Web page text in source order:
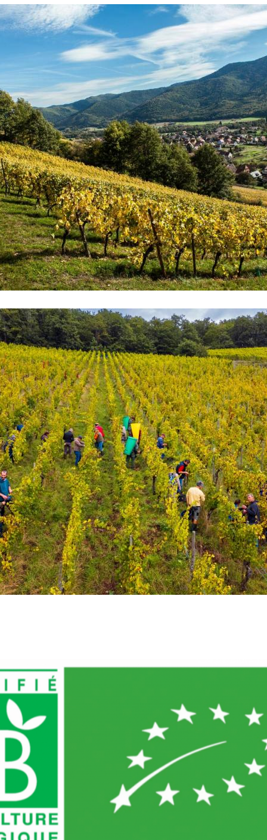
Défricher la terre pour commencer une
nouvelle histoire
L'environnement avant tout
Certification biologique